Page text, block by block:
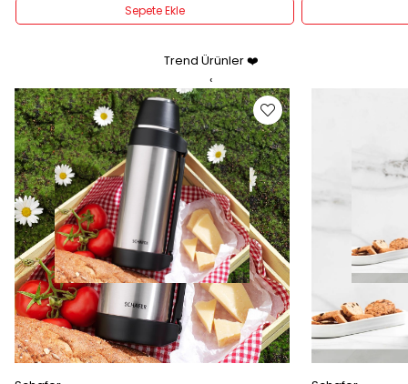
Sepete Ekle
Trend Ürünler ❤️
‹